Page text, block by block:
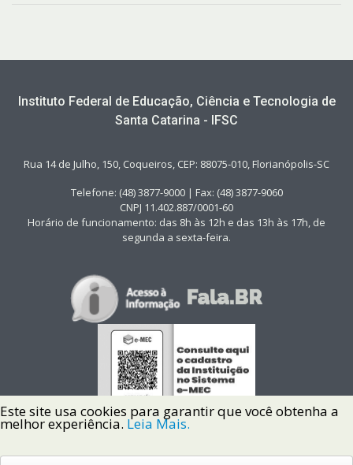
Instituto Federal de Educação, Ciência e Tecnologia de
Santa Catarina - IFSC
Rua 14 de Julho, 150, Coqueiros, CEP: 88075-010, Florianópolis-SC
Telefone: (48) 3877-9000 | Fax: (48) 3877-9060
CNPJ 11.402.887/0001-60
Horário de funcionamento: das 8h às 12h e das 13h às 17h, de
segunda a sexta-feira.
Este site usa cookies para garantir que você obtenha a
melhor experiência. Leia Mais.